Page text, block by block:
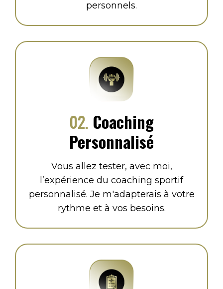
personnels.
02. Coaching
Personnalisé
Vous allez tester, avec moi,
l’expérience du coaching sportif
personnalisé. Je m'adapterais à votre
rythme et à vos besoins.